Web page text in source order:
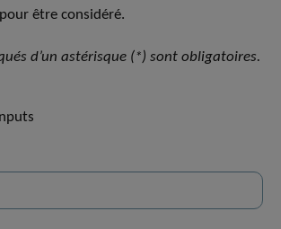
être considéré.
d’un astérisque (*) sont obligatoires.